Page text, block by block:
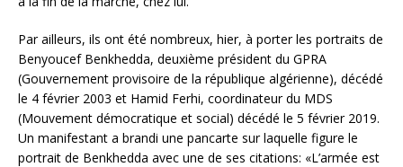
Par ailleurs, ils ont été nombreux, hier, à porter les portraits de
Benyoucef Benkhedda, deuxième président du GPRA
(Gouvernement provisoire de la république algérienne), décédé
le 4 février 2003 et Hamid Ferhi, coordinateur du MDS
(Mouvement démocratique et social) décédé le 5 février 2019.
Un manifestant a brandi une pancarte sur laquelle figure le
portrait de Benkhedda avec une de ses citations: «L’armée est